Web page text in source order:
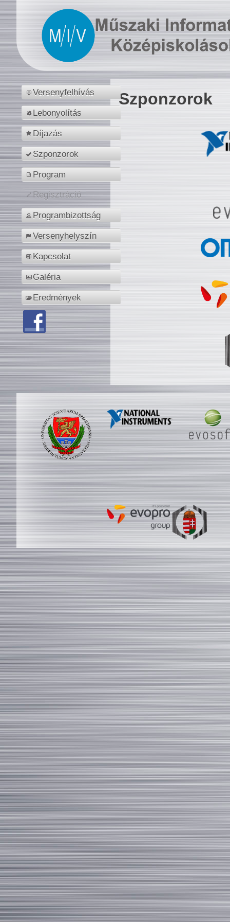
Versenyfelhívás
Lebonyolítás
Díjazás
Szponzorok
Program
Regisztráció
Programbizottság
Versenyhelyszín
Kapcsolat
Galéria
Eredmények
Szponzorok